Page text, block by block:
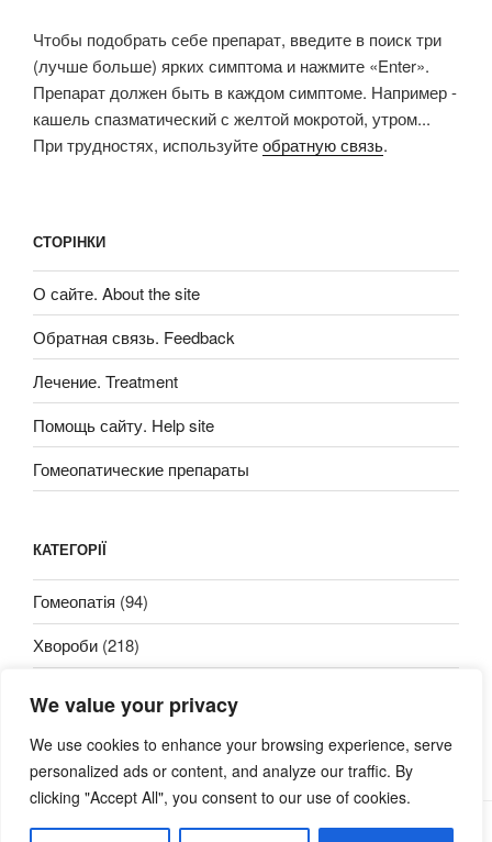
We value your privacy
We use cookies to enhance your browsing experience, serve
personalized ads or content, and analyze our traffic. By
clicking "Accept All", you consent to our use of cookies.
Чтобы подобрать себе препарат, введите в поиск три
(лучше больше) ярких симптома и нажмите «Enter».
Препарат должен быть в каждом симптоме. Например -
кашель спазматический с желтой мокротой, утром...
При трудностях, используйтеобратную связь.
СТОРІНКИ
О сайте. About the site
Обратная связь. Feedback
Лечение. Treatment
Помощь сайту. Help site
Гомеопатические препараты
КАТЕГОРІЇ
Гомеопатія (94)
Хвороби (218)